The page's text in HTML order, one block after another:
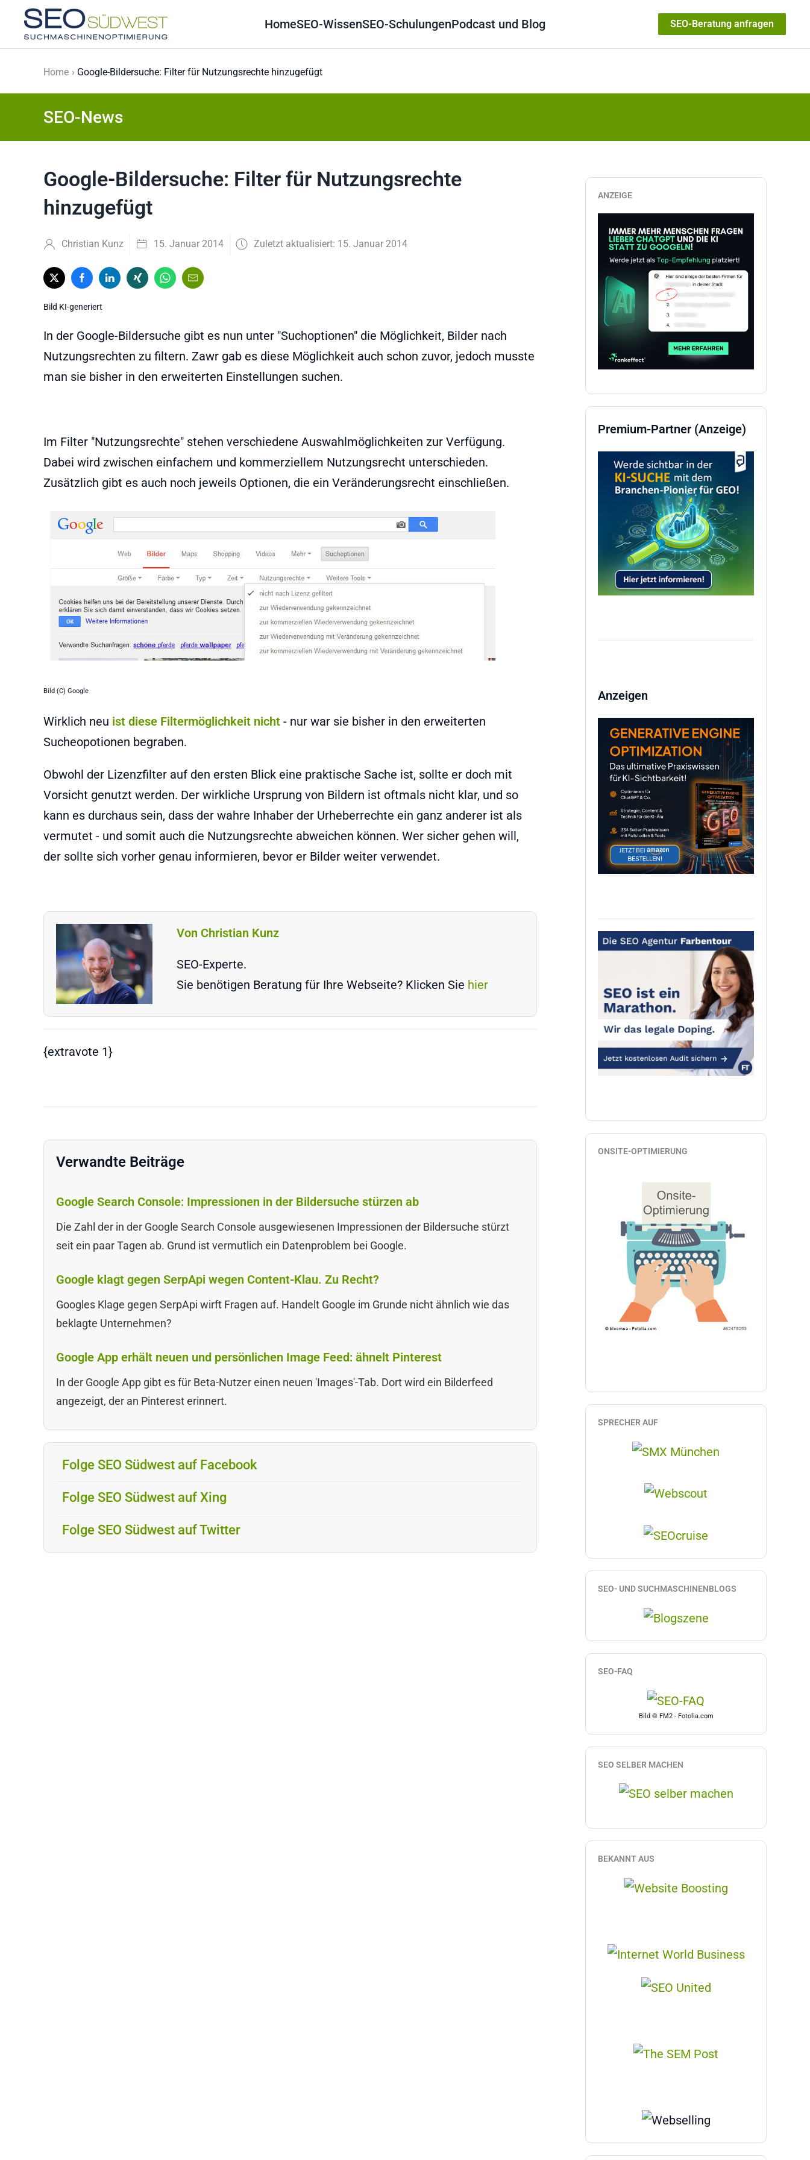
Skip to main content
HomeSEO-WissenSEO-SchulungenPodcast und Blog SEO-Beratung anfragen
Home Google-Bildersuche: Filter für Nutzungsrechte hinzugefügt
SEO-News
Google-Bildersuche: Filter für Nutzungsrechte
hinzugefügt
Christian Kunz 15. Januar 2014 Zuletzt aktualisiert: 15. Januar 2014
Bild KI-generiert
In der Google-Bildersuche gibt es nun unter "Suchoptionen" die Möglichkeit, Bilder nach
Nutzungsrechten zu filtern. Zawr gab es diese Möglichkeit auch schon zuvor, jedoch musste
man sie bisher in den erweiterten Einstellungen suchen.
Im Filter "Nutzungsrechte" stehen verschiedene Auswahlmöglichkeiten zur Verfügung.
Dabei wird zwischen einfachem und kommerziellem Nutzungsrecht unterschieden.
Zusätzlich gibt es auch noch jeweils Optionen, die ein Veränderungsrecht einschließen.
Bild (C) Google
Wirklich neu ist diese Filtermöglichkeit nicht - nur war sie bisher in den erweiterten
Sucheopotionen begraben.
Obwohl der Lizenzfilter auf den ersten Blick eine praktische Sache ist, sollte er doch mit
Vorsicht genutzt werden. Der wirkliche Ursprung von Bildern ist oftmals nicht klar, und so
kann es durchaus sein, dass der wahre Inhaber der Urheberrechte ein ganz anderer ist als
vermutet - und somit auch die Nutzungsrechte abweichen können. Wer sicher gehen will,
der sollte sich vorher genau informieren, bevor er Bilder weiter verwendet.
Von Christian Kunz
SEO-Experte.
Sie benötigen Beratung für Ihre Webseite? Klicken Sie hier
{extravote 1}
Verwandte Beiträge
Google Search Console: Impressionen in der Bildersuche stürzen ab
Die Zahl der in der Google Search Console ausgewiesenen Impressionen der Bildersuche stürzt
seit ein paar Tagen ab. Grund ist vermutlich ein Datenproblem bei Google.
Google klagt gegen SerpApi wegen Content-Klau. Zu Recht?
Googles Klage gegen SerpApi wirft Fragen auf. Handelt Google im Grunde nicht ähnlich wie das
beklagte Unternehmen?
Google App erhält neuen und persönlichen Image Feed: ähnelt Pinterest
In der Google App gibt es für Beta-Nutzer einen neuen 'Images'-Tab. Dort wird ein Bilderfeed
angezeigt, der an Pinterest erinnert.
Folge SEO Südwest auf Facebook
Folge SEO Südwest auf Xing
Folge SEO Südwest auf Twitter
ANZEIGE
Premium-Partner (Anzeige)
Anzeigen
ONSITE-OPTIMIERUNG
SPRECHER AUF
SEO- UND SUCHMASCHINENBLOGS
SEO-FAQ
Bild © FM2 - Fotolia.com
SEO SELBER MACHEN
BEKANNT AUS